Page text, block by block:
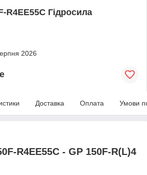
Гідросила
2026
Доставка Оплата Умови
R4EE55C- GP 150F-R(L)4